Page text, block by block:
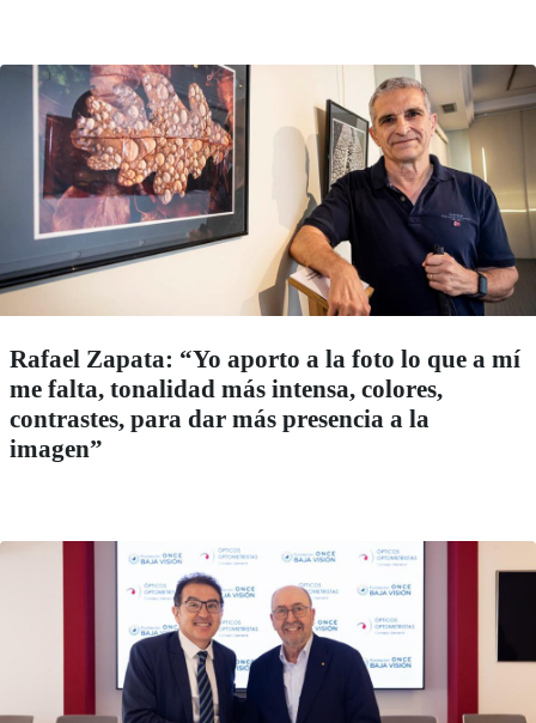
Rafael Zapata: “Yo aporto a la foto lo que a mí
me falta, tonalidad más intensa, colores,
contrastes, para dar más presencia a la
imagen”